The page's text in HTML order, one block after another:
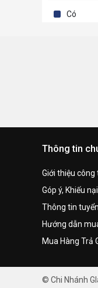
Có
Thông tin
Giới thiệu công
Góp ý, Khiếu nại
Thông tin
Hướng dẫn
Mua Hàng Trả
© Chi Nhánh